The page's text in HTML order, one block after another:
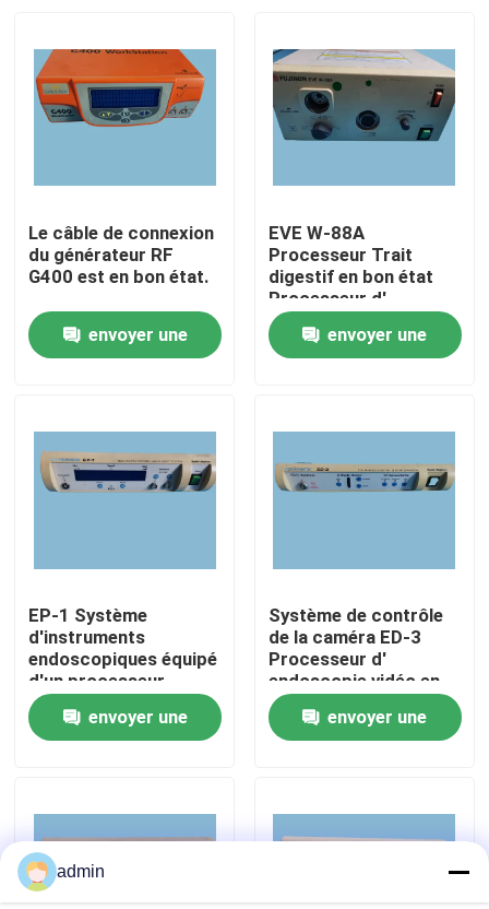
À la maison
Produits
À propos de nous
Contrôle de la qualité
Nous contacter
Portée souple
Le câble de connexion
du générateur RF
G400 est en bon état.
envoyer une
EVE W-88A
Processeur Trait
digestif en bon état
Processeur d'
endoscopie
envoyer une
EP-1 Système
d'instruments
endoscopiques équipé
d'un processeur
d'endoscopie
envoyer une
Système de contrôle
de la caméra ED-3
Processeur d'
endoscopie vidéo en
bon état
envoyer une
admin